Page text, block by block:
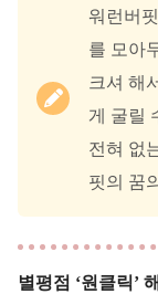
워런버
를 모아
크셔 해
게 굴릴
전혀 없
핏의 꿈
별평점 ‘원클릭’